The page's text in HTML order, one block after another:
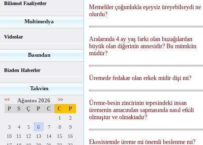
Bilimsel Faaliyetler
Multimedya
Videolar
Basından
Bizden Haberler
Takvim
<< Ağustos 2026 >>
P S Ç P C C P
1
2
3
4 5 6 7 8
9
10
11 12 13 14 15
16
Memeliler çoğunlukla eşeysiz üreyebilseydi ne
olurdu?
Aralarında 4 ay yaş farkı olan buzağılardan
büyük olan diğerinin annesidir? Bu mümkün
müdür?
Üremede fedakar olan erkek midir dişi mi?
Üreme-besin zincirinin tepesindeki insan
üremenin amacından sapmasında nasıl etkili
olmuştur ve olmaktadır?
Ekosistemde üreme mi önemli beslenme mi?